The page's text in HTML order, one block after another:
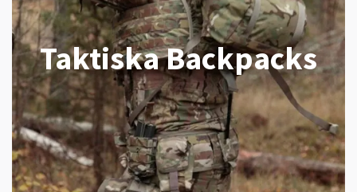
Taktiska Backpacks